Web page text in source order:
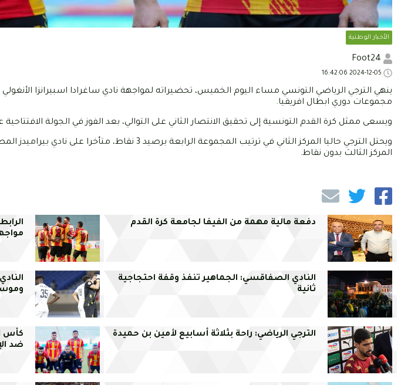
الأخبار الوطنية
ينهي الترجي الرياضي التونسي مساء اليوم الخميس، تحضيراته لمواجهة نادي ساغرادا اسبيرانزا
مجموعات دوري ابطال افريقيا.
ويسعى ممثل كرة القدم التونسية إلى تحقيق الانتصار الثاني على التوالي، بعد الفوز في الجولة
ويحتل الترجي حاليا المركز الثاني في ترتيب المجموعة الرابعة
المركز الثالث بدون نقاط.
دفعة مالية مهمة من الفيفا لجامعة كرة القدم
النادي الصفاقسي: الجماهير تنفذ وقفة احتجاجية
ثانية
الترجي الرياضي: راحة بثلاثة أسابيع لأمين بن حميدة
كأس
ضد